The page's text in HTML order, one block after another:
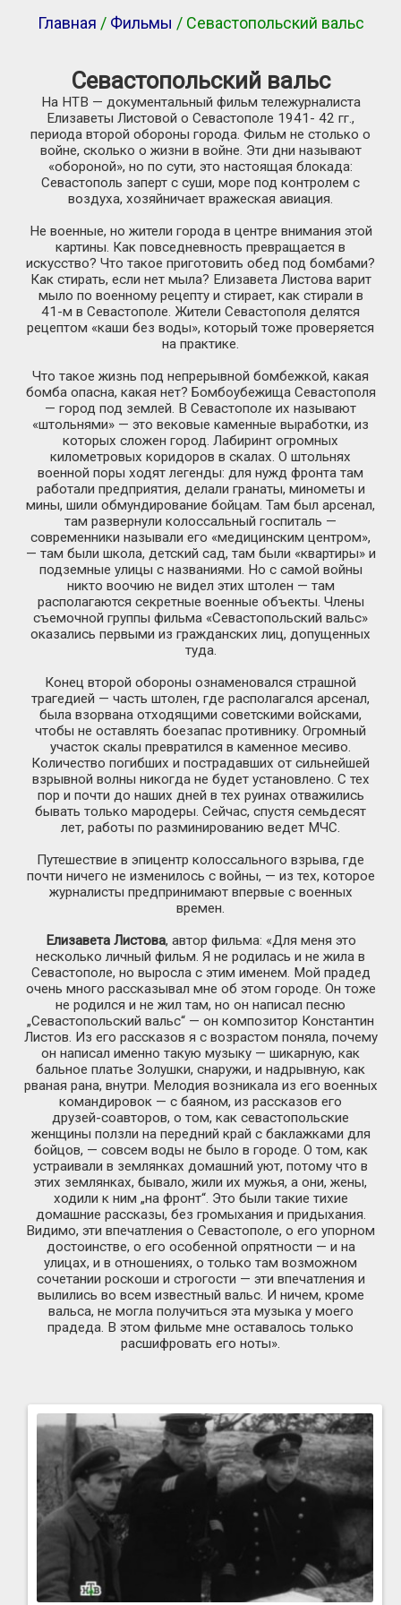
Главная / Фильмы / Севастопольский вальс
Севастопольский вальс
На НТВ — документальный фильм тележурналиста
Елизаветы Листовой о Севастополе 1941- 42 гг.,
периода второй обороны города. Фильм не столько о
войне, сколько о жизни в войне. Эти дни называют
«обороной», но по сути, это настоящая блокада:
Севастополь заперт с суши, море под контролем с
воздуха, хозяйничает вражеская авиация.
Не военные, но жители города в центре внимания этой
картины. Как повседневность превращается в
искусство? Что такое приготовить обед под бомбами?
Как стирать, если нет мыла? Елизавета Листова варит
мыло по военному рецепту и стирает, как стирали в
41-м в Севастополе. Жители Севастополя делятся
рецептом «каши без воды», который тоже проверяется
на практике.
Что такое жизнь под непрерывной бомбежкой, какая
бомба опасна, какая нет? Бомбоубежища Севастополя
— город под землей. В Севастополе их называют
«штольнями» — это вековые каменные выработки, из
которых сложен город. Лабиринт огромных
километровых коридоров в скалах. О штольнях
военной поры ходят легенды: для нужд фронта там
работали предприятия, делали гранаты, минометы и
мины, шили обмундирование бойцам. Там был арсенал,
там развернули колоссальный госпиталь —
современники называли его «медицинским центром»,
— там были школа, детский сад, там были «квартиры» и
подземные улицы с названиями. Но с самой войны
никто воочию не видел этих штолен — там
располагаются секретные военные объекты. Члены
съемочной группы фильма «Севастопольский вальс»
оказались первыми из гражданских лиц, допущенных
туда.
Конец второй обороны ознаменовался страшной
трагедией — часть штолен, где располагался арсенал,
была взорвана отходящими советскими войсками,
чтобы не оставлять боезапас противнику. Огромный
участок скалы превратился в каменное месиво.
Количество погибших и пострадавших от сильнейшей
взрывной волны никогда не будет установлено. С тех
пор и почти до наших дней в тех руинах отважились
бывать только мародеры. Сейчас, спустя семьдесят
лет, работы по разминированию ведет МЧС.
Путешествие в эпицентр колоссального взрыва, где
почти ничего не изменилось с войны, — из тех, которое
журналисты предпринимают впервые с военных
времен.
Елизавета Листова, автор фильма: «Для меня это
несколько личный фильм. Я не родилась и не жила в
Севастополе, но выросла с этим именем. Мой прадед
очень много рассказывал мне об этом городе. Он тоже
не родился и не жил там, но он написал песню
„Севастопольский вальс“ — он композитор Константин
Листов. Из его рассказов я с возрастом поняла, почему
он написал именно такую музыку — шикарную, как
бальное платье Золушки, снаружи, и надрывную, как
рваная рана, внутри. Мелодия возникала из его военных
командировок — с баяном, из рассказов его
друзей-соавторов, о том, как севастопольские
женщины ползли на передний край с баклажками для
бойцов, — совсем воды не было в городе. О том, как
устраивали в землянках домашний уют, потому что в
этих землянках, бывало, жили их мужья, а они, жены,
ходили к ним „на фронт“. Это были такие тихие
домашние рассказы, без громыхания и придыхания.
Видимо, эти впечатления о Севастополе, о его упорном
достоинстве, о его особенной опрятности — и на
улицах, и в отношениях, о только там возможном
сочетании роскоши и строгости — эти впечатления и
вылились во всем известный вальс. И ничем, кроме
вальса, не могла получиться эта музыка у моего
прадеда. В этом фильме мне оставалось только
расшифровать его ноты».